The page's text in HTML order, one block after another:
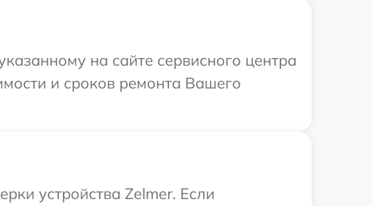
на сайте сервисного центра
и сроков ремонта Вашего
устройства Zelmer. Если